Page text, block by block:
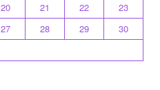
20 21 22
23
27 28 29
30